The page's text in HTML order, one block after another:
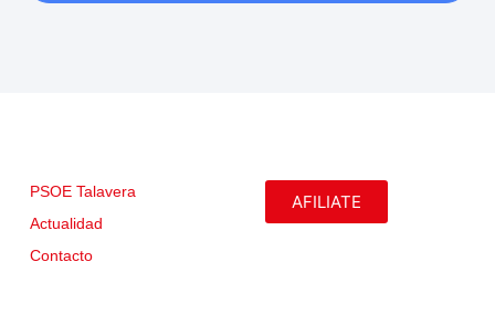
PSOE Talavera
Actualidad
Contacto
AFILIATE